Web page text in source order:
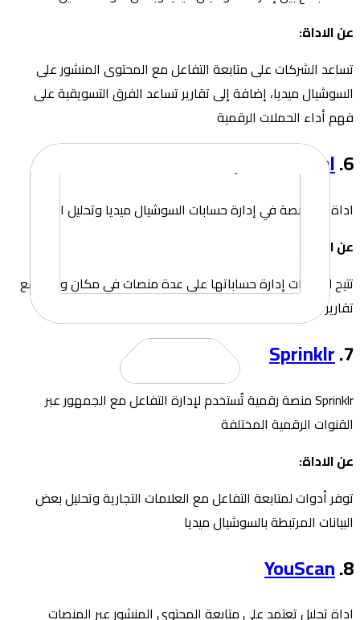
عن الاداة:
تساعد الشركات على متابعة التفاعل مع المحتوى المنشور على
السوشيال ميديا، إضافة إلى تقارير تساعد الفرق التسويقية على
فهم أداء الحملات الرقمية
6.⁠ ⁠
Sprout Social
اداة متخصصة في إدارة حسابات السوشيال ميديا وتحليل الأداء
عن الاداة:
تتيح للشركات إدارة حساباتها على عدة منصات في مكان واحد، مع
تقارير حول التفاعل ونمو الحسابات وأداء المحتوى
7.⁠ ⁠
Sprinklr
Sprinklr منصة رقمية تُستخدم لإدارة التفاعل مع الجمهور عبر
القنوات الرقمية المختلفة
عن الاداة:
توفر أدوات لمتابعة التفاعل مع العلامات التجارية وتحليل بعض
البيانات المرتبطة بالسوشيال ميديا
8.⁠ ⁠
YouScan
اداة تحليل تعتمد على متابعة المحتوى المنشور عبر المنصات